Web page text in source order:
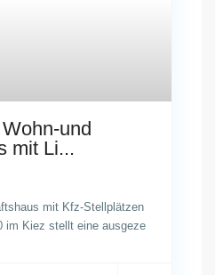
und
mit Li...
mit Kfz-Stellplätzen
im Kiez stellt eine ausgeze